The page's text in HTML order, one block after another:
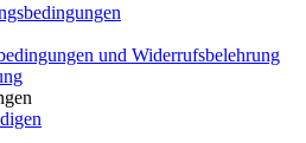
und Widerrufsbelehrung